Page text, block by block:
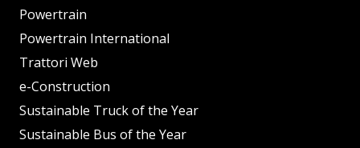
Powertrain
Powertrain International
Trattori Web
e-Construction
Sustainable Truck of the Year
Sustainable Bus of the Year